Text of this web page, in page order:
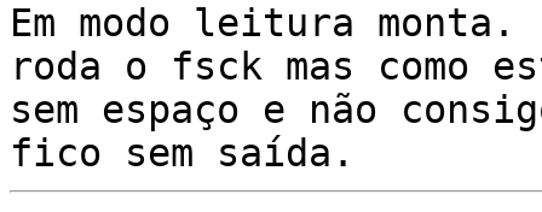
Em modo leitura monta.
roda o fsck mas como
sem espaço e não